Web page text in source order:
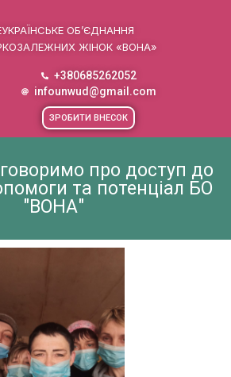
ОБ’ЄДНАННЯ
ЖІНОК «ВОНА»
+380685262052
infounwud@gmail.com
ЗРОБИТИ ВНЕСОК
про доступ до
та потенціал БО
"ВОНА"